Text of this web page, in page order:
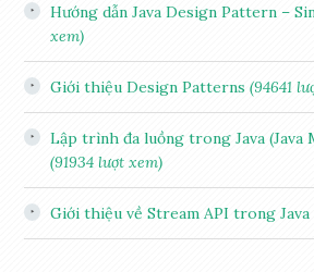
Hướng dẫn Java Design Pattern –
xem)
Giới thiệu Design Patterns(94641
Lập trình đa luồng trong Java
(91934 lượt xem)
Giới thiệu về Stream API trong